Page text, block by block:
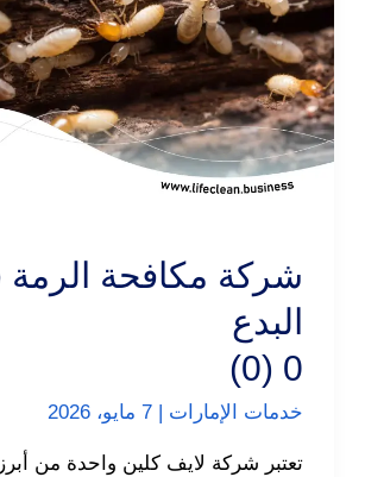
شركة مكافحة
البدع
0 (0)
خدمات الإمارات | 7 مايو، 2026
تعتبر شركة لايف كلين واحدة من